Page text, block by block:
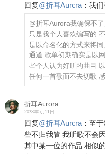
回复@折耳Aurora ： 我
@折耳Aurora我确保不
只是我个人喜欢编写的
是以命名化的方式来将
通道 歌单初期确实是以
些个人认为好听的曲目
任何一首歌而不去切歌
折耳Aurora
2023年5月11日
回复@折耳Aurora ： 至于
些不归我管 我听歌不会
其中某一位的作品 相似